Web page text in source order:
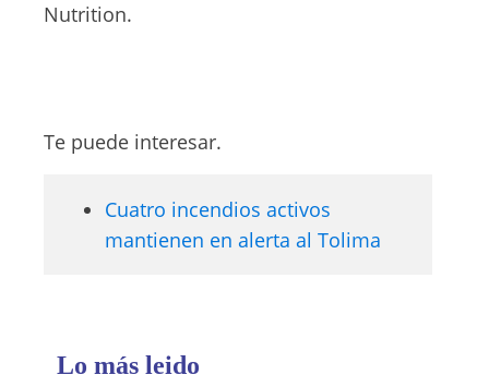
Nutrition.
Te puede interesar.
Cuatro incendios activos
mantienen en alerta al Tolima
Lo más leido